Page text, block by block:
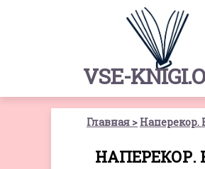
VSE-
Главная Наперекор.
НАПЕРЕКОР.